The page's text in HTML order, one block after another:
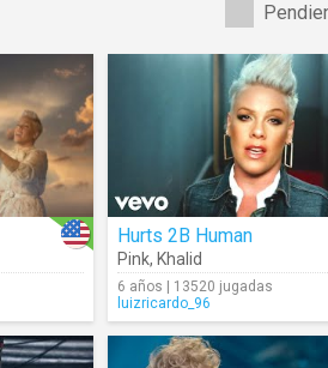
Hurts 2B Human
Pink, Khalid
6 años | 13520 jugadas
luizricardo_96